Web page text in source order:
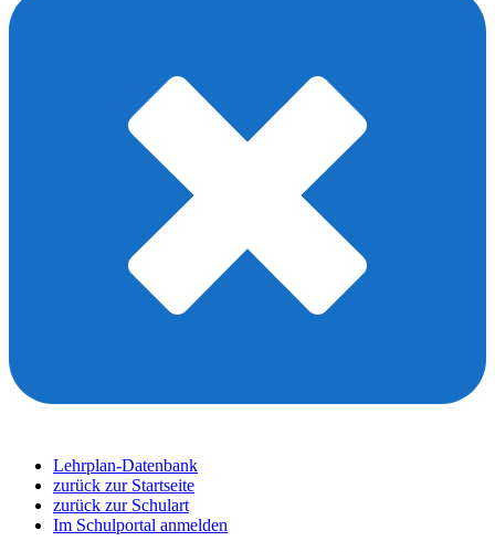
Lehrplan-Datenbank
zurück zur Startseite
zurück zur Schulart
Im Schulportal anmelden